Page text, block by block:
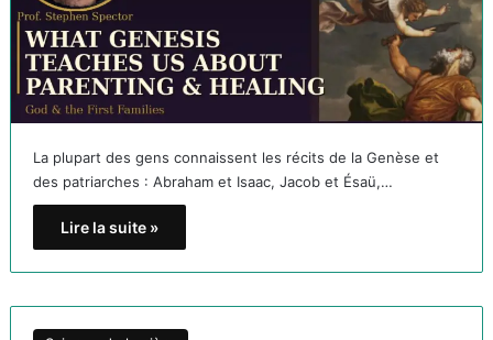
La plupart des gens connaissent les récits de la Genèse et
des patriarches : Abraham et Isaac, Jacob et Ésaü,…
Lire la suite »